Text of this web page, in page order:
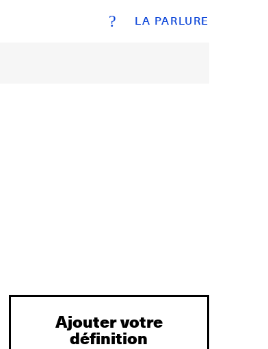
LA PARLURE
?
Ajouter votre
définition